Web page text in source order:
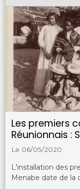
Les premiers
Réunionnais :
Le 06/05/2020
L'installation des
Menabe date de la